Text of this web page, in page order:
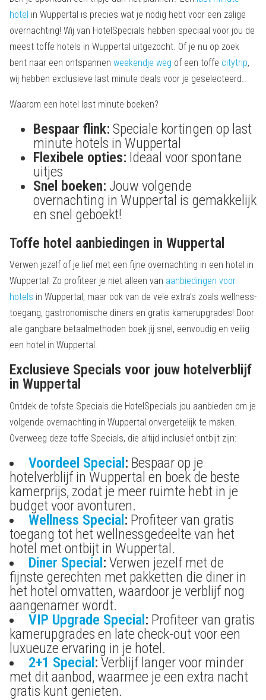
hotel in Wuppertal is precies wat je nodig hebt voor een zalige
overnachting! Wij van HotelSpecials hebben speciaal voor jou de
meest toffe hotels in Wuppertal uitgezocht. Of je nu op zoek
bent naar een ontspannen weekendje weg of een toffe citytrip,
wij hebben exclusieve last minute deals voor je geselecteerd..
Waarom een hotel last minute boeken?
Bespaar flink: Speciale kortingen op last
minute hotels in Wuppertal
Flexibele opties: Ideaal voor spontane
uitjes
Snel boeken: Jouw volgende
overnachting in Wuppertal is gemakkelijk
en snel geboekt!
Toffe hotel aanbiedingen in Wuppertal
Verwen jezelf of je lief met een fijne overnachting in een hotel in
Wuppertal! Zo profiteer je niet alleen van aanbiedingen voor
hotels in Wuppertal, maar ook van de vele extra’s zoals wellness-
toegang, gastronomische diners en gratis kamerupgrades! Door
alle gangbare betaalmethoden boek jij snel, eenvoudig en veilig
een hotel in Wuppertal.
Exclusieve Specials voor jouw hotelverblijf
in Wuppertal
Ontdek de tofste Specials die HotelSpecials jou aanbieden om je
volgende overnachting in Wuppertal onvergetelijk te maken.
Overweeg deze toffe Specials, die altijd inclusief ontbijt zijn:
Voordeel Special: Bespaar op je
hotelverblijf in Wuppertal en boek de beste
kamerprijs, zodat je meer ruimte hebt in je
budget voor avonturen.
Wellness Special: Profiteer van gratis
toegang tot het wellnessgedeelte van het
hotel met ontbijt in Wuppertal.
Diner Special: Verwen jezelf met de
fijnste gerechten met pakketten die diner in
het hotel omvatten, waardoor je verblijf nog
aangenamer wordt.
VIP Upgrade Special: Profiteer van gratis
kamerupgrades en late check-out voor een
luxueuze ervaring in je hotel.
2+1 Special: Verblijf langer voor minder
met dit aanbod, waarmee je een extra nacht
gratis kunt genieten.